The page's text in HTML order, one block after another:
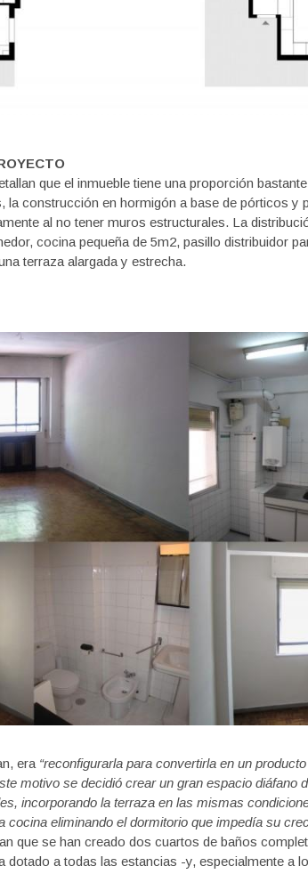
que el inmueble tiene una proporción
la construcción en hormigón a base de pórticos y
al no tener muros estructurales. La
cocina pequeña de 5m2, pasillo distribuidor
terraza alargada y estrecha.
era “reconfigurarla para convertirla en un
motivo se decidió crear un gran espacio diáfano
incorporando la terraza en las mismas
cocina eliminando el dormitorio que impedía su
que se han creado dos cuartos de baños
dotado a todas las estancias -y, especialmente a